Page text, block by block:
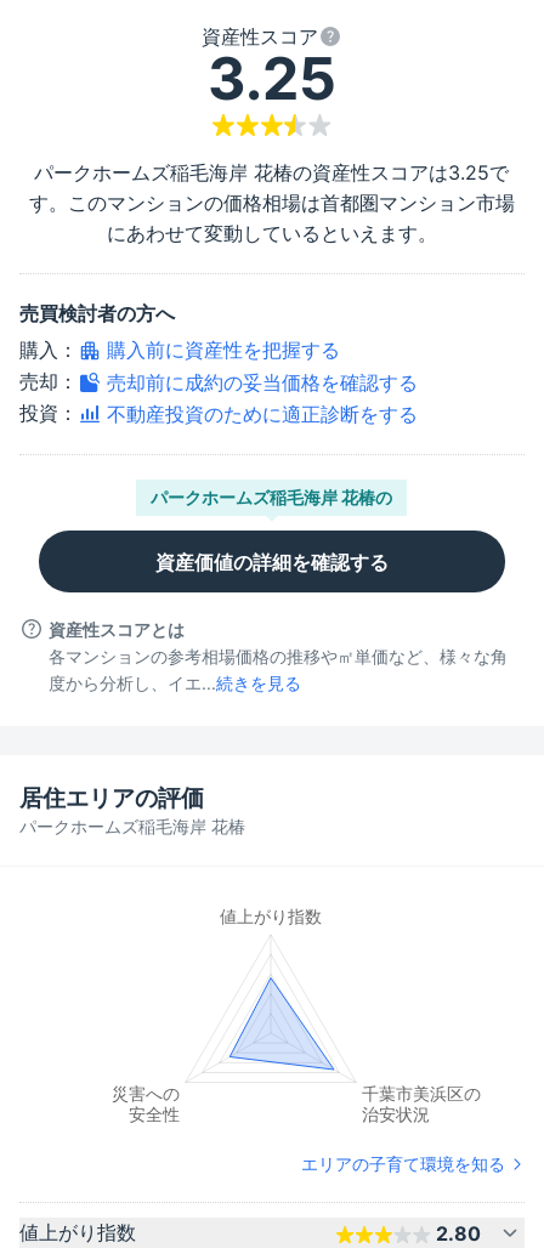
資産性スコア
3.25
パークホームズ稲毛海岸 花椿の資産性スコアは3.25で
す。このマンションの価格相場は首都圏マンション市場
にあわせて変動しているといえます。
売買検討者の方へ
購入：
購入前に資産性を把握する
売却：
売却前に成約の妥当価格を確認する
投資：
不動産投資のために適正診断をする
パークホームズ稲毛海岸 花椿の
資産価値の詳細を確認する
資産性スコアとは
各マンションの参考相場価格の推移や㎡単価など、様々な角
度から分析し、イエ...続きを見る
パークホームズ稲毛海岸 花椿
居住エリアの評価
エリアの子育て環境を知る
値上がり指数 2.80